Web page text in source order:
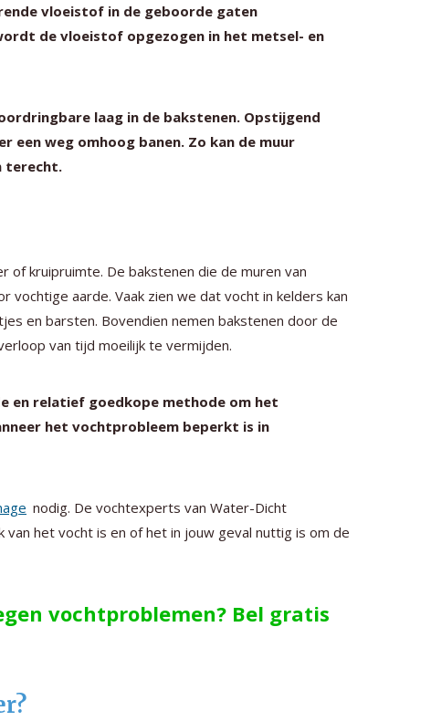
vloeistof in de geboorde gaten
de vloeistof opgezogen in het metsel- en
laag in de bakstenen. Opstijgend
weg omhoog banen. Zo kan de muur
terecht.
of kruipruimte. De bakstenen die de muren van
aarde. Vaak zien we dat vocht in kelders kan
en barsten. Bovendien nemen bakstenen door de
van tijd moeilijk te vermijden.
en relatief goedkope methode om het
het vochtprobleem beperkt is in
nodig. De vochtexperts van Water-Dicht
het vocht is en of het in jouw geval nuttig is om de
vochtproblemen? Bel gratis